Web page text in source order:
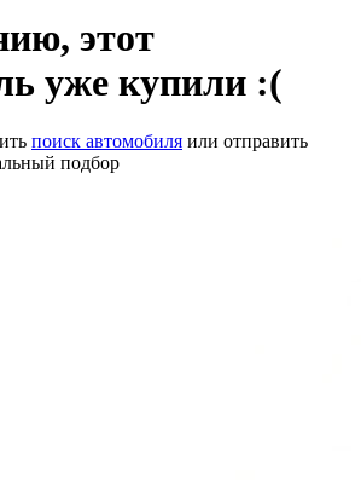
этот
уже купили :(
поиск автомобиля или отправить
подбор